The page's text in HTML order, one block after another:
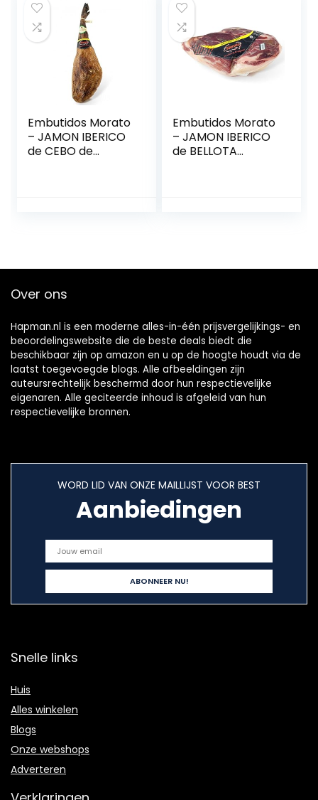
Embutidos Morato
– JAMON IBERICO
de CEBO de
Embutidos Morato
– JAMON IBERICO
de BELLOTA
Over ons
Hapman.nl is een moderne alles-in-één prijsvergelijkings- en
beoordelingswebsite die de beste deals biedt die
beschikbaar zijn op amazon en u op de hoogte houdt via de
laatst toegevoegde blogs. Alle afbeeldingen zijn
auteursrechtelijk beschermd door hun respectievelijke
eigenaren. Alle geciteerde inhoud is afgeleid van hun
respectievelijke bronnen.
WORD LID VAN ONZE MAILLIJST VOOR BEST
Aanbiedingen
Snelle links
Huis
Alles winkelen
Blogs
Onze webshops
Adverteren